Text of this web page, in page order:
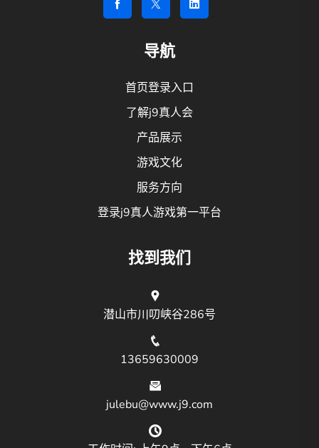
导航
首页登录入口
了解j9真人会
产品展示
游戏文化
服务方向
登录j9真人游戏第一平台
找到我们
潜山市川叨峡谷286号
13659630009
julebu@www.j9.com